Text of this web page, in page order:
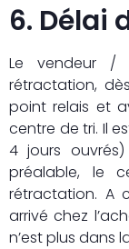
6. Délai
Le vendeur /
rétractation,
point relais et
centre de tri. Il
4 jours
préalable, le
rétractation. A
arrivé chez
n’est plus dans